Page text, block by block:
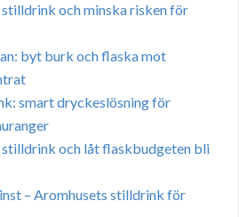
och minska risken för
byt burk och flaska mot
smart dryckeslösning för
och låt flaskbudgeten bli
– Aromhusets stilldrink för